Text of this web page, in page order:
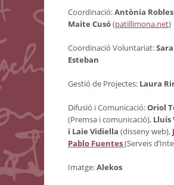
Coordinació:Antònia
Maite Cusó(patillimona.net)
Coordinació Voluntariat:Sara
Esteban
Gestió de Projectes: Laura
Difusió i Comunicació:Oriol
(Premsa i comunicació), Lluís
i Laie Vidiella (disseny web),
Pablo Fuentes(Serveis
Imatge:Alekos